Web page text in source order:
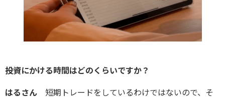
――投資にかける時間はどのくらいですか？
はるさん 短期トレードをしているわけではないので、そ